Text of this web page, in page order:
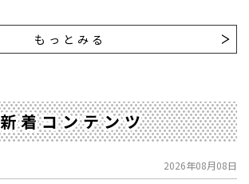
もっとみる
新着コンテンツ
2026年08月08日